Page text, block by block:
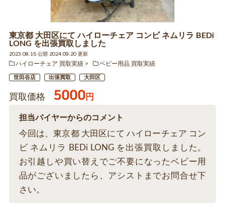
東京都 大田区にて ハイローチェア コンビ ネムリラ BEDi
LONG を出張買取しました
2023.08.15 公開 2024.09.20 更新
ハイローチェア 買取実績
ベビー用品 買取実績
世田谷店 出張買取 大田区
買取価格 5000円
担当バイヤーからのコメント
今回は、東京都 大田区にて ハイローチェア コン
ビ ネムリラ BEDi LONG を出張買取しました。
お引越しや買い替えでご不要になったベビー用
品がございましたら、アシストまでお問合せ下
さい。